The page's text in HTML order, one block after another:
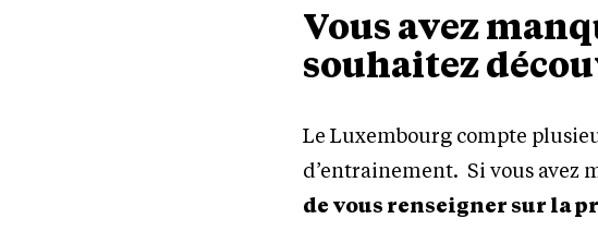
Vous avez
souhaitez
Le Luxembourg compte
d’entrainement. Si vous avez
de vous renseigner sur la